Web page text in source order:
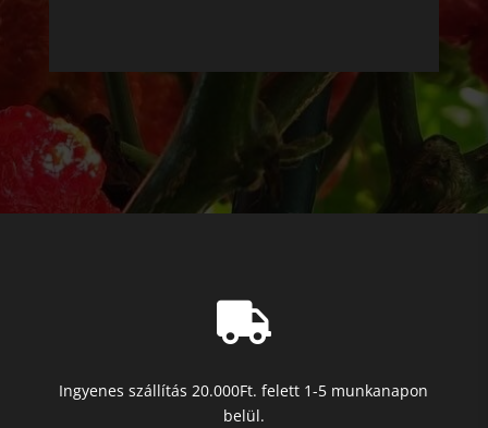

Ingyenes szállítás 20.000Ft. felett 1-5 munkanapon
belül.